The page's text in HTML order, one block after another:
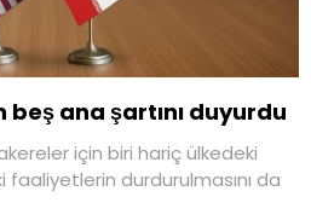
beş ana şartını duyurdu
için biri hariç ülkedeki
durdurulmasını da